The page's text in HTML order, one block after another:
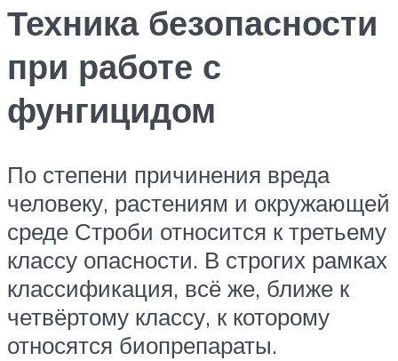
Техника безопасности
при работе с
фунгицидом
По степени причинения вреда
человеку, растениям и окружающей
среде Строби относится к третьему
классу опасности. В строгих рамках
классификация, всё же, ближе к
четвёртому классу, к которому
относятся биопрепараты.